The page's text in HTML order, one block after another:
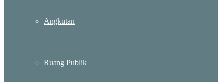
Angkutan
Ruang Publik